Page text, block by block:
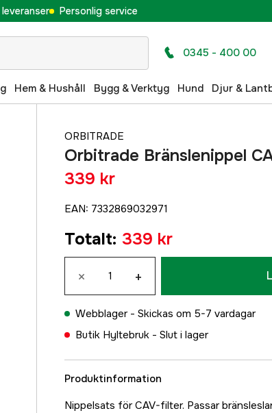
Personlig service
0345 - 400 00
Hem & Hushåll Bygg & Verktyg Hund Djur &
ORBITRADE
Orbitrade Bränslenippel
339 kr
EAN: 7332869032971
Totalt: 339 kr
× +
Webblager - Skickas om 5-7 vardagar
Butik Hyltebruk - Slut i lager
Produktinformation
Nippelsats för CAV-filter. Passar